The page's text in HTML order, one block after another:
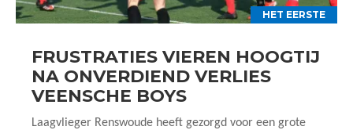
HET EERSTE
FRUSTRATIES VIEREN HOOGTIJ
NA ONVERDIEND VERLIES
VEENSCHE BOYS
Laagvlieger Renswoude heeft gezorgd voor een grote